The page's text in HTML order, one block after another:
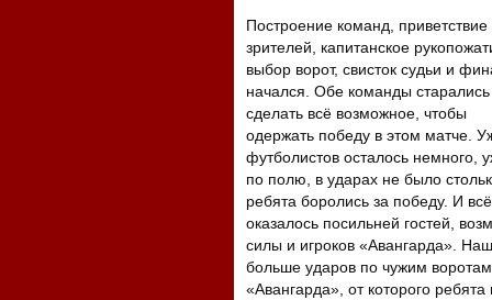
Построение команд, приветствие
зрителей, капитанское
выбор ворот, свисток судьи и
начался. Обе команды старались
сделать всё возможное, чтобы
одержать победу в этом матче.
футболистов осталось немного,
по полю, в ударах не было
ребята боролись за победу. И
оказалось посильней гостей,
силы и игроков «Авангарда».
больше ударов по чужим
«Авангарда», от которого